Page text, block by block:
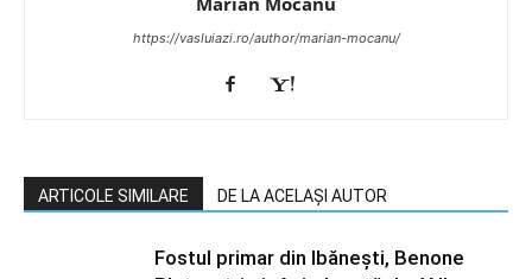
https://vasluiazi.ro/author/marian-mocanu/
ARTICOLE SIMILARE DE LA ACELAȘI AUTOR
Fostul primar din Ibănești, Benone